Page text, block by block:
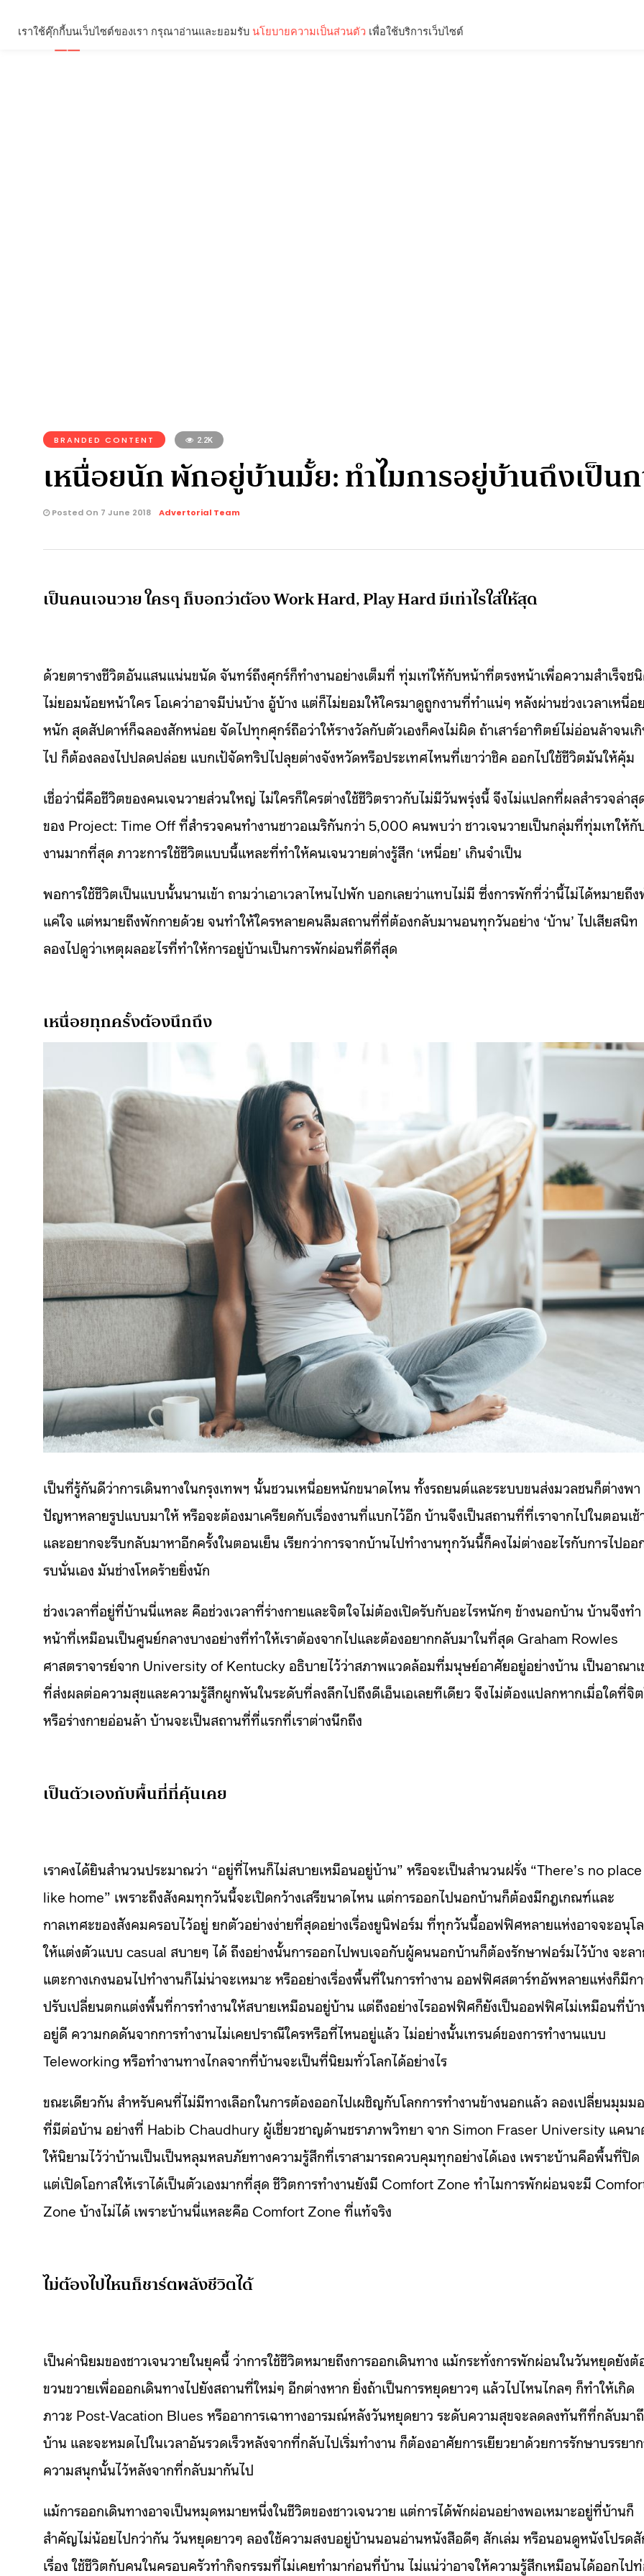
BRANDED CONTENT 2.2K
เหนื่อยนัก พักอยู่บ้านมั้ย: ทำไมการอยู่บ้านถึงเป็
Posted On 7 June 2018 Advertorial Team
เป็นคนเจนวาย ใครๆ ก็บอกว่าต้อง Work Hard, Play Hard มีเท่าไรใส่ให้สุด
ด้วยตารางชีวิตอันแสนแน่นขนัด จันทร์ถึงศุกร์ก็ทำงานอย่างเต็มที่ ทุ่มเท่ให้กับหน้าที่ตรงหน้าเพื่อความสำเร็จช
ไม่ยอมน้อยหน้าใคร โอเคว่าอาจมีบ่นบ้าง อู้บ้าง แต่ก็ไม่ยอมให้ใครมาดูถูกงานที่ทำแน่ๆ หลังผ่านช่วงเวลาเหนื่อย
หนัก สุดสัปดาห์ก็ฉลองสักหน่อย จัดไปทุกศุกร์ถือว่าให้รางวัลกับตัวเองก็คงไม่ผิด ถ้าเสาร์อาทิตย์ไม่อ่อนล้าจนเ
ไป ก็ต้องลองไปปลดปล่อย แบกเป้จัดทริปไปลุยต่างจังหวัดหรือประเทศไหนที่เขาว่าชิค ออกไปใช้ชีวิตมันให้คุ้ม
เชื่อว่านี่คือชีวิตของคนเจนวายส่วนใหญ่ ไม่ใครก็ใครต่างใช้ชีวิตราวกับไม่มีวันพรุ่งนี้ จึงไม่แปลกที่ผลสำรวจล่าสุ
ของ Project: Time Off ที่สำรวจคนทำงานชาวอเมริกันกว่า 5,000 คนพบว่า ชาวเจนวายเป็นกลุ่มที่ทุ่มเทให้กั
งานมากที่สุด ภาวะการใช้ชีวิตแบบนี้แหละที่ทำให้คนเจนวายต่างรู้สึก ‘เหนื่อย’ เกินจำเป็น
พอการใช้ชีวิตเป็นแบบนั้นนานเข้า ถามว่าเอาเวลาไหนไปพัก บอกเลยว่าแทบไม่มี ซึ่งการพักที่ว่านี้ไม่ได้หมายถึ
แค่ใจ แต่หมายถึงพักกายด้วย จนทำให้ใครหลายคนลืมสถานที่ที่ต้องกลับมานอนทุกวันอย่าง ‘บ้าน’ ไปเสียสนิท
ลองไปดูว่าเหตุผลอะไรที่ทำให้การอยู่บ้านเป็นการพักผ่อนที่ดีที่สุด
เหนื่อยทุกครั้งต้องนึกถึง
เป็นที่รู้กันดีว่าการเดินทางในกรุงเทพฯ นั้นชวนเหนื่อยหนักขนาดไหน ทั้งรถยนต์และระบบขนส่งมวลชนก็ต่างพา
ปัญหาหลายรูปแบบมาให้ หรือจะต้องมาเครียดกับเรื่องงานที่แบกไว้อีก บ้านจึงเป็นสถานที่ที่เราจากไปในตอนเช้
และอยากจะรีบกลับมาหาอีกครั้งในตอนเย็น เรียกว่าการจากบ้านไปทำงานทุกวันนี้ก็คงไม่ต่างอะไรกับการไปออ
รบนั่นเอง มันช่างโหดร้ายยิ่งนัก
ช่วงเวลาที่อยู่ที่บ้านนี่แหละ คือช่วงเวลาที่ร่างกายและจิตใจไม่ต้องเปิดรับกับอะไรหนักๆ ข้างนอกบ้าน บ้านจึงทำ
หน้าที่เหมือนเป็นศูนย์กลางบางอย่างที่ทำให้เราต้องจากไปและต้องอยากกลับมาในที่สุด Graham Rowles
ศาสตราจารย์จาก University of Kentucky อธิบายไว้ว่าสภาพแวดล้อมที่มนุษย์อาศัยอยู่อย่างบ้าน เป็นอาณาเ
ที่ส่งผลต่อความสุขและความรู้สึกผูกพันในระดับที่ลงลึกไปถึงดีเอ็นเอเลยทีเดียว จึงไม่ต้องแปลกหากเมื่อใดที่จิ
หรือร่างกายอ่อนล้า บ้านจะเป็นสถานที่ที่แรกที่เราต่างนึกถึง
เป็นตัวเองกับพื้นที่ที่คุ้นเคย
เราคงได้ยินสำนวนประมาณว่า “อยู่ที่ไหนก็ไม่สบายเหมือนอยู่บ้าน” หรือจะเป็นสำนวนฝรั่ง “There’s no place
like home” เพราะถึงสังคมทุกวันนี้จะเปิดกว้างเสรีขนาดไหน แต่การออกไปนอกบ้านก็ต้องมีกฎเกณฑ์และ
กาลเทศะของสังคมครอบไว้อยู่ ยกตัวอย่างง่ายที่สุดอย่างเรื่องยูนิฟอร์ม ที่ทุกวันนี้ออฟฟิศหลายแห่งอาจจะอนุโ
ให้แต่งตัวแบบ casual สบายๆ ได้ ถึงอย่างนั้นการออกไปพบเจอกับผู้คนนอกบ้านก็ต้องรักษาฟอร์มไว้บ้าง จะล
แตะกางเกงนอนไปทำงานก็ไม่น่าจะเหมาะ หรืออย่างเรื่องพื้นที่ในการทำงาน ออฟฟิศสตาร์ทอัพหลายแห่งก็มีก
ปรับเปลี่ยนตกแต่งพื้นที่การทำงานให้สบายเหมือนอยู่บ้าน แต่ถึงอย่างไรออฟฟิศก็ยังเป็นออฟฟิศไม่เหมือนที่บ้
อยู่ดี ความกดดันจากการทำงานไม่เคยปราณีใครหรือที่ไหนอยู่แล้ว ไม่อย่างนั้นเทรนด์ของการทำงานแบบ
Teleworking หรือทำงานทางไกลจากที่บ้านจะเป็นที่นิยมทั่วโลกได้อย่างไร
ขณะเดียวกัน สำหรับคนที่ไม่มีทางเลือกในการต้องออกไปเผชิญกับโลกการทำงานข้างนอกแล้ว ลองเปลี่ยนมุมม
ที่มีต่อบ้าน อย่างที่ Habib Chaudhury ผู้เชี่ยวชาญด้านชราภาพวิทยา จาก Simon Fraser University แคนา
ให้นิยามไว้ว่าบ้านเป็นเป็นหลุมหลบภัยทางความรู้สึกที่เราสามารถควบคุมทุกอย่างได้เอง เพราะบ้านคือพื้นที่ปิด
แต่เปิดโอกาสให้เราได้เป็นตัวเองมากที่สุด ชีวิตการทำงานยังมี Comfort Zone ทำไมการพักผ่อนจะมี
Zone บ้างไม่ได้ เพราะบ้านนี่แหละคือ Comfort Zone ที่แท้จริง
ไม่ต้องไปไหนก็ชาร์ตพลังชีวิตได้
เป็นค่านิยมของชาวเจนวายในยุคนี้ ว่าการใช้ชีวิตหมายถึงการออกเดินทาง แม้กระทั่งการพักผ่อนในวันหยุดยังต้
ขวนขวายเพื่อออกเดินทางไปยังสถานที่ใหม่ๆ อีกต่างหาก ยิ่งถ้าเป็นการหยุดยาวๆ แล้วไปไหนไกลๆ ก็ทำให้เกิด
ภาวะ Post-Vacation Blues หรืออาการเฉาทางอารมณ์หลังวันหยุดยาว ระดับความสุขจะลดลงทันทีที่กลับมา
บ้าน และจะหมดไปในเวลาอันรวดเร็วหลังจากที่กลับไปเริ่มทำงาน ก็ต้องอาศัยการเยียวยาด้วยการรักษาบรรยา
ความสนุกนั้นไว้หลังจากที่กลับมากันไป
แม้การออกเดินทางอาจเป็นหมุดหมายหนึ่งในชีวิตของชาวเจนวาย แต่การได้พักผ่อนอย่างพอเหมาะอยู่ที่บ้านก็
สำคัญไม่น้อยไปกว่ากัน วันหยุดยาวๆ ลองใช้ความสงบอยู่บ้านนอนอ่านหนังสือดีๆ สักเล่ม หรือนอนดูหนังโปรด
เรื่อง ใช้ชีวิตกับคนในครอบครัวทำกิจกรรมที่ไม่เคยทำมาก่อนที่บ้าน ไม่แน่ว่าอาจให้ความรู้สึกเหมือนได้ออกไป
เราใช้คุ๊กกี้บนเว็บไซต์ของเรา กรุณาอ่านและยอมรับ นโยบายความเป็นส่วนตัว เพื่อใช้บริการเว็บไซต์